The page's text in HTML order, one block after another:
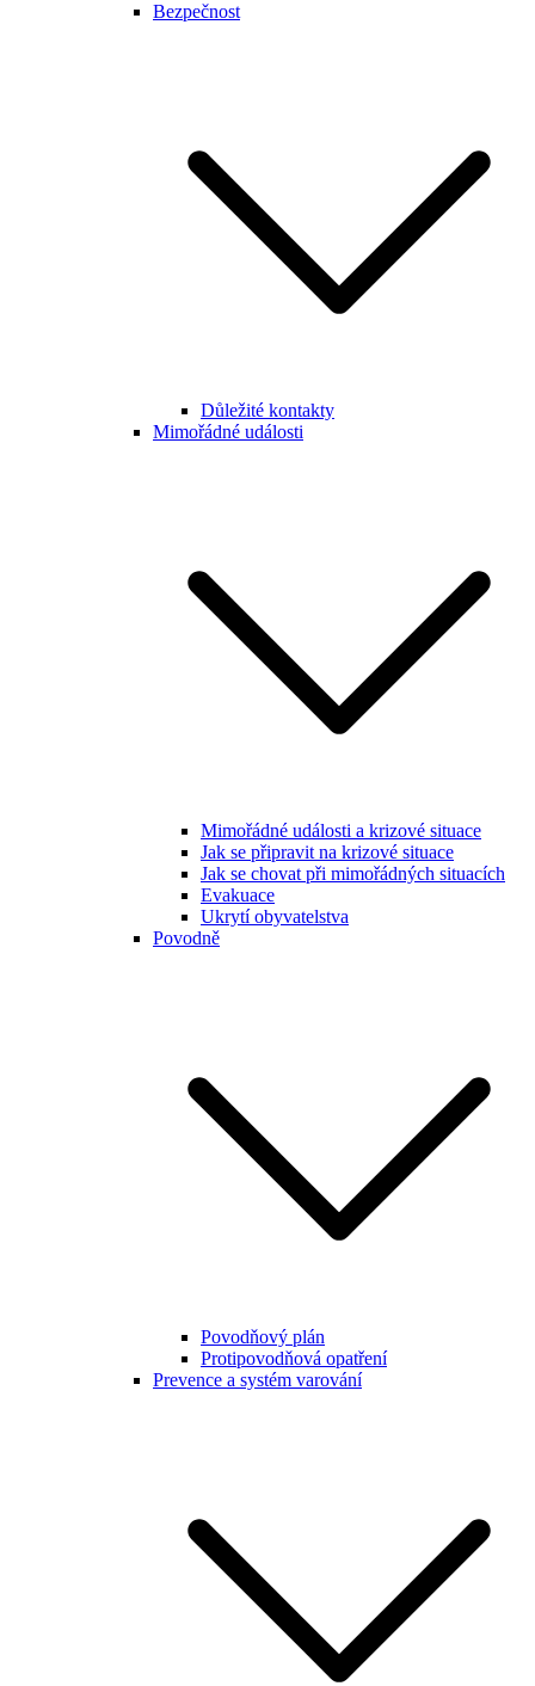
Bezpečnost
Důležité kontakty
Mimořádné události
Mimořádné události a krizové situace
Jak se připravit na krizové situace
Jak se chovat při mimořádných situacích
Evakuace
Ukrytí obyvatelstva
Povodně
Povodňový plán
Protipovodňová opatření
Prevence a systém varování